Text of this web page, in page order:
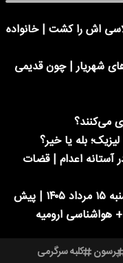
اش را کشت | خانواده
شهریار | چون قدیمی
می‌کنند؟
بله یا خیر؟
آستانه اعدام | قضات
وضعیت هوای فردا آذربایجان غربی پنجشنبه ۱۵ مرداد ۱۴۰۵ | پیش
پرسون کلبه سرگرمی